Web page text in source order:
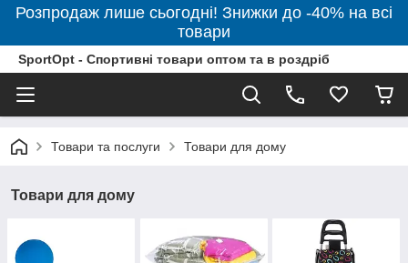
Розпродаж лише сьогодні! Знижки до -40% на всі
товари
SportOpt - Спортивні товари оптом та в роздріб
Товари та послуги Товари для дому
Товари для дому